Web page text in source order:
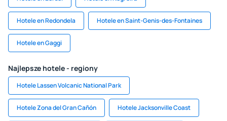
Hotele en Redondela Hotele en Saint-Genis-des-Fontaines
Hotele en Gaggi
Najlepsze hotele - regiony
Hotele Lassen Volcanic National Park
Hotele Zona del Gran Cañón Hotele Jacksonville Coast